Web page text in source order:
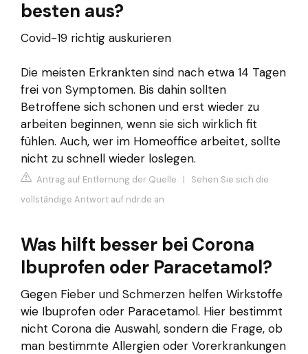
besten aus?
Covid-19 richtig auskurieren
Die meisten Erkrankten sind nach etwa 14 Tagen
frei von Symptomen. Bis dahin sollten
Betroffene sich schonen und erst wieder zu
arbeiten beginnen, wenn sie sich wirklich fit
fühlen. Auch, wer im Homeoffice arbeitet, sollte
nicht zu schnell wieder loslegen.
Antrag auf Entfernung der Quelle | Sehen Sie sich die
vollständige Antwort auf ndr.de an
Was hilft besser bei Corona
Ibuprofen oder Paracetamol?
Gegen Fieber und Schmerzen helfen Wirkstoffe
wie Ibuprofen oder Paracetamol. Hier bestimmt
nicht Corona die Auswahl, sondern die Frage, ob
man bestimmte Allergien oder Vorerkrankungen